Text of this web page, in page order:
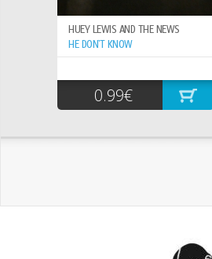
HUEY LEWIS AND THE NEWS
HE DON`T KNOW
0.99€